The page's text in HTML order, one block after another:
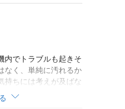
内でトラブルも起きそ
なく、単純に汚れるか
持ちには考えが及ばな
そ、荷物棚を撤去した
物も含んだプランとす